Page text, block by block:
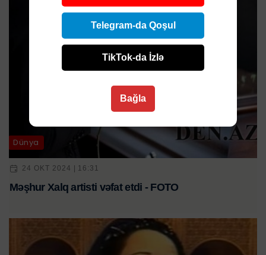
Dünya
24 OKT 2024 | 16:31
Məşhur Xalq artisti vəfat etdi - FOTO
Telegram-da Qoşul
TikTok-da İzlə
Bağla